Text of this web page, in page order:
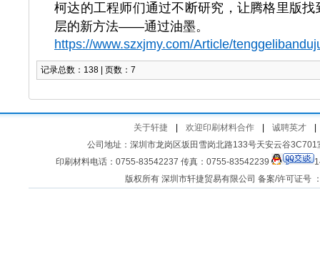
柯达的工程师们通过不断研究，让腾格里版
层的新方法——通过油墨。
https://www.szxjmy.com/Article/
记录总数：138 | 页数：7
关于轩捷 欢迎印刷材料合作 诚聘英才
公司地址：深圳市龙岗区坂田雪岗北路133号天安云谷
印刷材料电话：0755-83542237 传真：0755-83542239
版权所有 深圳市轩捷贸易有限公司 备案/许可证号